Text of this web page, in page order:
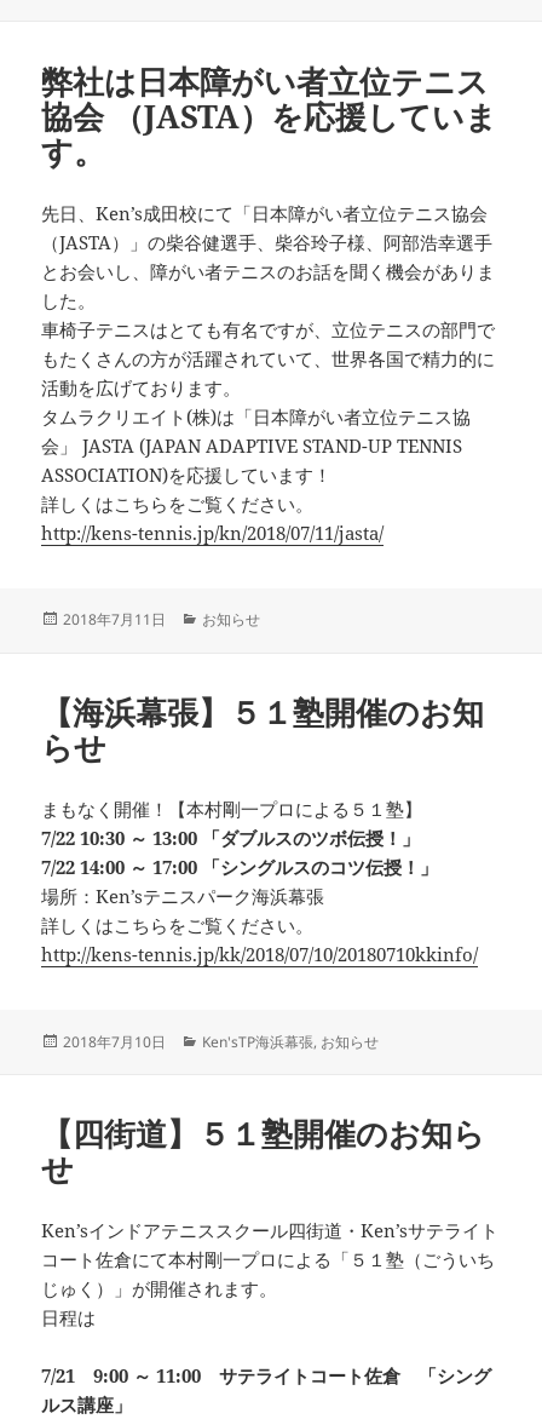
ー
弊社は日本障がい者立位テニス
協会 （JASTA）を応援していま
す。
先日、Ken’s成田校にて「日本障がい者立位テニス協会
（JASTA）」の柴谷健選手、柴谷玲子様、阿部浩幸選手
とお会いし、障がい者テニスのお話を聞く機会がありま
した。
車椅子テニスはとても有名ですが、立位テニスの部門で
もたくさんの方が活躍されていて、世界各国で精力的に
活動を広げております。
タムラクリエイト(株)は「日本障がい者立位テニス協
会」 JASTA (JAPAN ADAPTIVE STAND-UP TENNIS
ASSOCIATION)を応援しています！
詳しくはこちらをご覧ください。
http://kens-tennis.jp/kn/2018/07/11/jasta/
投
2018年7月11日
カ
ー
お知らせ
【海浜幕張】５１塾開催のお知
らせ
まもなく開催！【本村剛一プロによる５１塾】
7/22 10:30 ～ 13:00 「ダブルスのツボ伝授！」
7/22 14:00 ～ 17:00 「シングルスのコツ伝授！」
場所：Ken’sテニスパーク海浜幕張
詳しくはこちらをご覧ください。
http://kens-tennis.jp/kk/2018/07/10/20180710kkinfo/
投
2018年7月10日
カ
ー
Ken'sTP海浜幕張, お知らせ
【四街道】５１塾開催のお知ら
せ
Ken’sインドアテニススクール四街道・Ken’sサテライト
コート佐倉にて本村剛一プロによる「５１塾（ごういち
じゅく）」が開催されます。
日程は
7/21 9:00 ～ 11:00 サテライトコート佐倉 「シング
ルス講座」